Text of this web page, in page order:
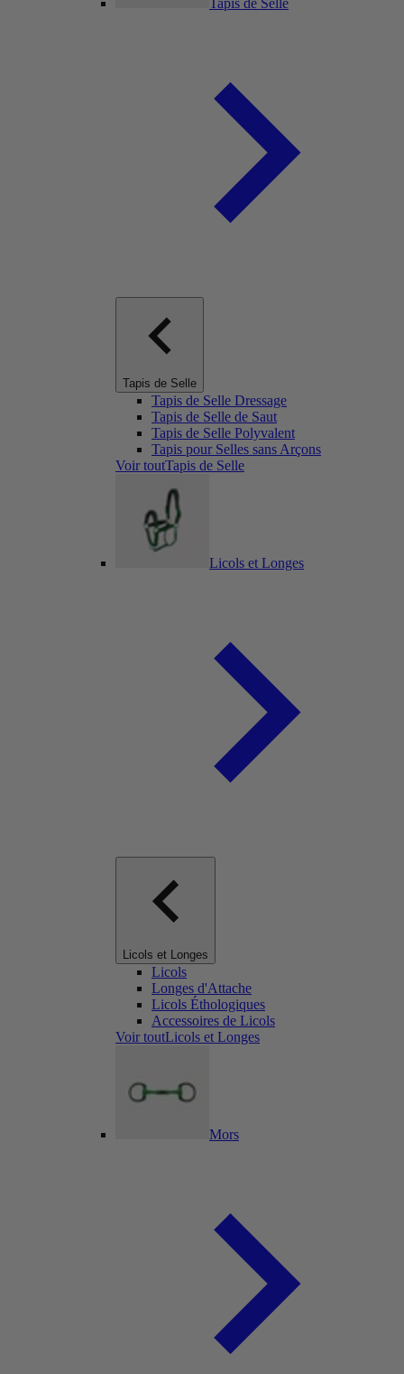
Tapis de Selle
Tapis de Selle Dressage
Tapis de Selle de Saut
Tapis de Selle Polyvalent
Tapis pour Selles sans Arçons
Voir toutTapis de Selle
Licols et Longes
Licols et Longes
Licols
Longes d'Attache
Licols Éthologiques
Accessoires de Licols
Voir toutLicols et Longes
Mors